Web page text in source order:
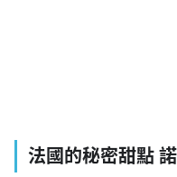
法國的秘密甜點